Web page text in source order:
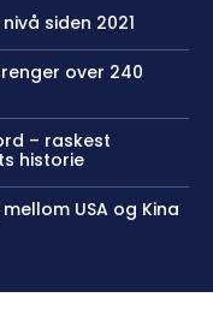
siden 2021
over 240
– raskest
historie
USA og Kina